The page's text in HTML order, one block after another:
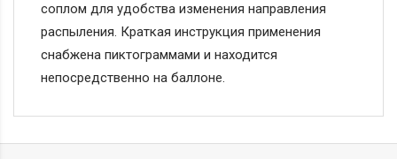
соплом для удобства изменения направления
распыления. Краткая инструкция применения
снабжена пиктограммами и находится
непосредственно на баллоне.